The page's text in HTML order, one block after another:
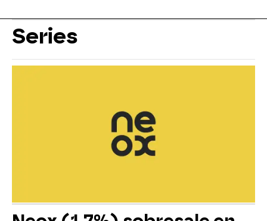
Series